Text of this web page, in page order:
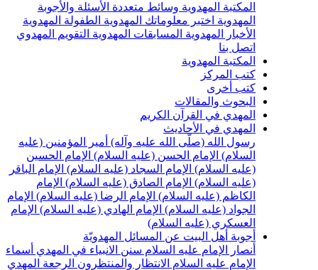
المهدويةوسائط متعددةالأسئلة والأجوبة
اختبر معلوماتك المهدويةالطفولة المهدوية
المهدويةالمسابقات المهدويةالتقويم المهدوي
المهدوية
والمقالات
في القرآن الكريم
في الأحاديث
الله (صلّى الله عليه وآله) أمير المؤمنين (عليه
الإمام الحسن (عليه السلام) الإمام الحسين
الإمام السجاد (عليه السلام) الإمام الباقر
الإمام الصادق (عليه السلام) الإمام
(عليه السلام) الإمام الرضا (عليه السلام) الإمام
(عليه السلام) الإمام الهادي (عليه السلام) الإمام
(عليه السلام)
أهل البيت عن المسائل المهدويّة
الإمام عليه السلامسنن الانبياء في المهديأسماء
عليه السلامالانتظار والمنتظرونالرجعةالمهدي